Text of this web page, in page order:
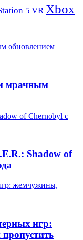
5 VR Xbox
обновлением
мрачным
of Chernobyl с
Shadow of
жемчужины,
игр: